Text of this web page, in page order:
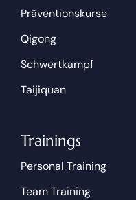
Präventionskurse
Qigong
Schwertkampf
Taijiquan
Trainings
Personal Training
Team Training